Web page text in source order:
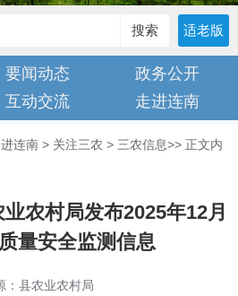
搜索 适老版
要闻动态
政务公开
互动交流 走进连南
连南 > 关注三农 > 三农信息>> 正文内
农村局发布2025年12月
量安全监测信息
：县农业农村局